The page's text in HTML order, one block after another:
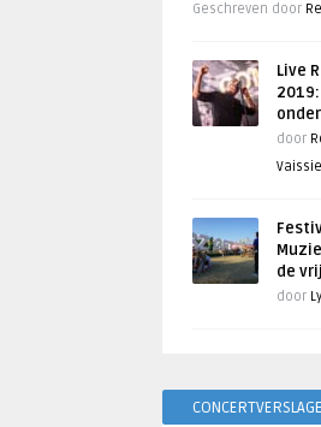
Geschreven door
Live
door
de
door